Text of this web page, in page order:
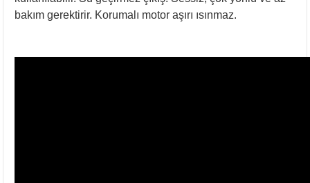
bakım gerektirir. Korumalı motor aşırı ısınmaz.